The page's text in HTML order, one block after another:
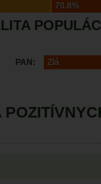
70.8%
PAN: Zlá